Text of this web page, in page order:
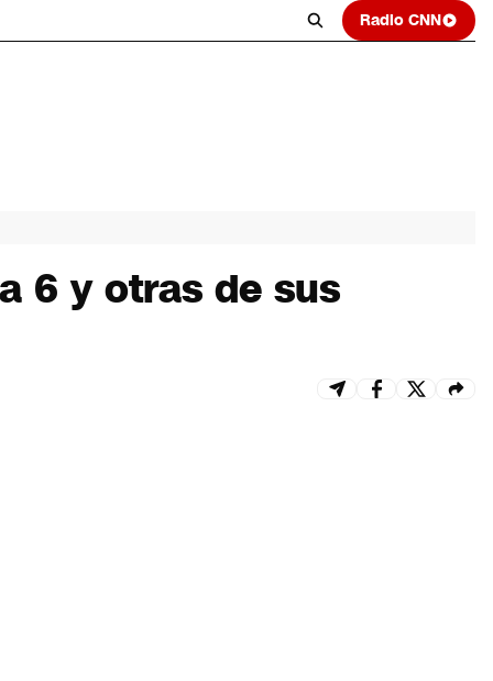
Radio CNN
6 y otras de sus